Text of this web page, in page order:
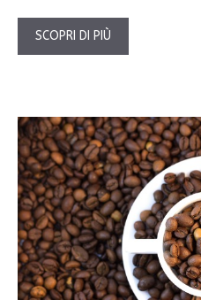
SCOPRI DI PIÙ